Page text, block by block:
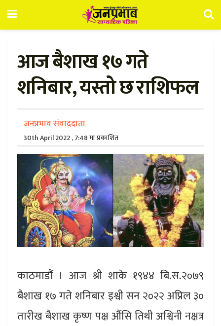
आज बैशाख १७ गते
शनिबार, यस्तो छ राशिफल
जनप्रभाव संवाददाता
30th April 2022 , 7:48 मा प्रकाशित
काठमाडौं । आज श्री शाके १९४४ बि.स.२०७९
बैशाख १७ गते शनिबार इश्वी सन २०२२ अप्रिल ३०
तारीख बैशाख कृष्ण पक्ष औंसि तिथी अश्विनी नक्षत्र